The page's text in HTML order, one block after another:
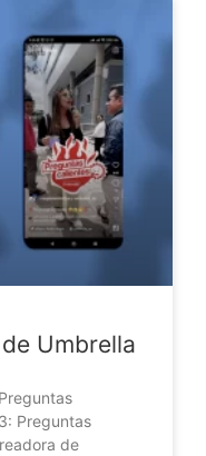
Umbrella
Preguntas
de